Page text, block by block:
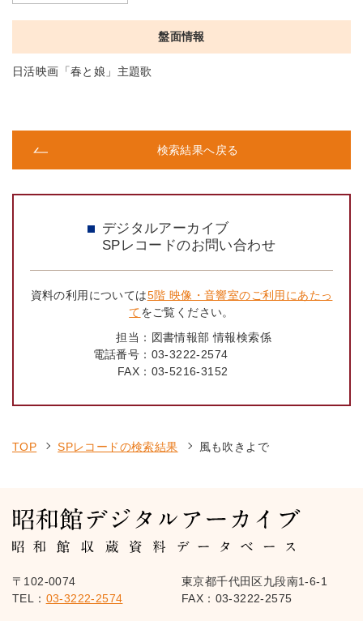
盤面情報
日活映画「春と娘」主題歌
検索結果へ戻る
デジタルアーカイブ
SPレコードのお問い合わせ
資料の利用については5階 映像・音響室のご利用にあたっ
てをご覧ください。
担当： 図書情報部 情報検索係
電話番号： 03-3222-2574
FAX： 03-5216-3152
TOP SPレコードの検索結果 風も吹きよで
〒102-0074
東京都千代田区九段南1-6-1
TEL： 03-3222-2574 FAX：03-3222-2575